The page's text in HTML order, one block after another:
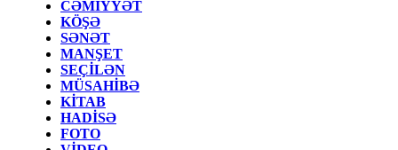
CƏMİYYƏT
KÖŞƏ
SƏNƏT
MANŞET
SEÇİLƏN
MÜSAHİBƏ
KİTAB
HADİSƏ
FOTO